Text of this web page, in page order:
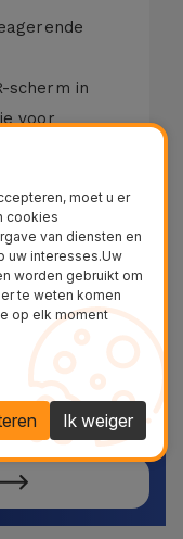
scherm in
voor
28 winkels in
moet u er
cookies
van diensten en
uw interesses.Uw
worden gebruikt om
te weten komen
op elk moment
Ik weiger